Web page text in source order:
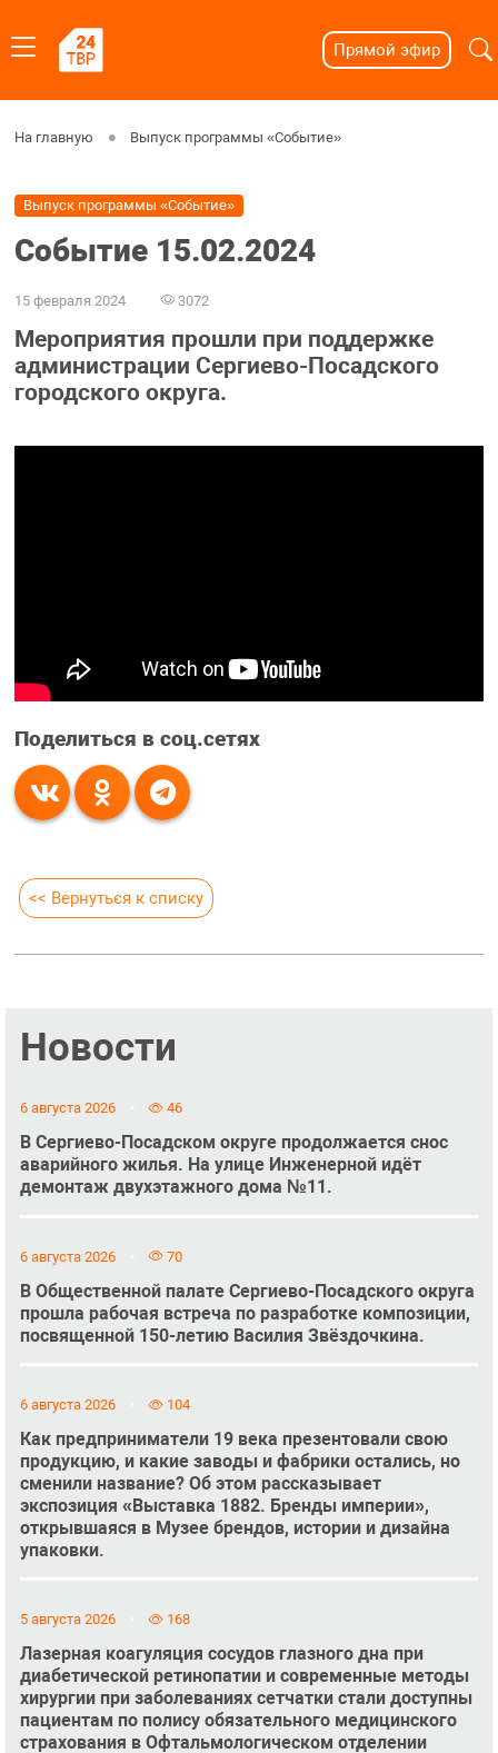
Прямой эфир
На главную Выпуск программы «Событие»
Выпуск программы «Событие»
Событие 15.02.2024
15 февраля 2024 3072
Мероприятия прошли при поддержке
администрации Сергиево-Посадского
городского округа.
Поделиться в соц.сетях
<< Вернуться к списку
Новости
6 августа 2026 46
В Сергиево-Посадском округе продолжается снос
аварийного жилья. На улице Инженерной идёт
демонтаж двухэтажного дома №11.
6 августа 2026 70
В Общественной палате Сергиево-Посадского округа
прошла рабочая встреча по разработке композиции,
посвященной 150-летию Василия Звёздочкина.
6 августа 2026 104
Как предприниматели 19 века презентовали свою
продукцию, и какие заводы и фабрики остались, но
сменили название? Об этом рассказывает
экспозиция «Выставка 1882. Бренды империи»,
открывшаяся в Музее брендов, истории и дизайна
упаковки.
5 августа 2026 168
Лазерная коагуляция сосудов глазного дна при
диабетической ретинопатии и современные методы
хирургии при заболеваниях сетчатки стали доступны
пациентам по полису обязательного медицинского
страхования в Офтальмологическом отделении